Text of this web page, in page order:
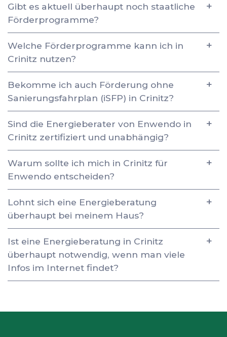
Gibt es aktuell überhaupt noch staatliche
Förderprogramme?
Welche Förderprogramme kann ich in
Crinitz nutzen?
Bekomme ich auch Förderung ohne
Sanierungsfahrplan (iSFP) in Crinitz?
Sind die Energieberater von Enwendo in
Crinitz zertifiziert und unabhängig?
Warum sollte ich mich in Crinitz für
Enwendo entscheiden?
Lohnt sich eine Energieberatung
überhaupt bei meinem Haus?
Ist eine Energieberatung in Crinitz
überhaupt notwendig, wenn man viele
Infos im Internet findet?